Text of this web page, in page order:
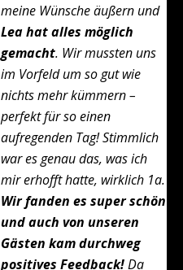
meine Wünsche äußern und
Lea hat alles möglich
gemacht. Wir mussten uns
im Vorfeld um so gut wie
nichts mehr kümmern –
perfekt für so einen
aufregenden Tag! Stimmlich
war es genau das, was ich
mir erhofft hatte, wirklich 1a.
Wir fanden es super schön
und auch von unseren
Gästen kam durchweg
positives Feedback!Da